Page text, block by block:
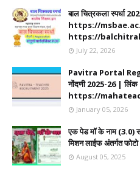
बाल चित्रकला स्पर्धा
https://
https://
July 22, 2026
Pavitra Portal
नोंदणी 2025-26 | लिंक
https://
January 05, 2026
एक पेड मॉ के नाम (3.0)
मिशन लाईफ अंतर्गत
August 05, 2025